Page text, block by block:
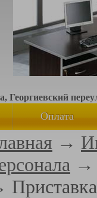
Георгиевский
Оплата
→